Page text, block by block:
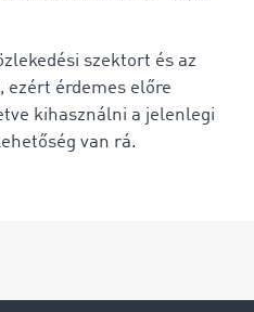
szektort és az
érdemes előre
kihasználni a jelenlegi
van rá.